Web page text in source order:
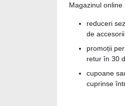
Magazinul
reduceri
de
promoții
retur în 30
cupoane
cuprinse